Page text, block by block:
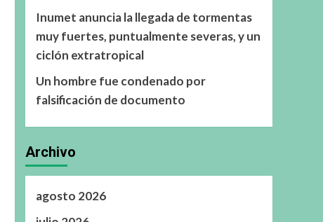
Inumet anuncia la llegada de tormentas
muy fuertes, puntualmente severas, y un
ciclón extratropical
Un hombre fue condenado por
falsificación de documento
Archivo
agosto 2026